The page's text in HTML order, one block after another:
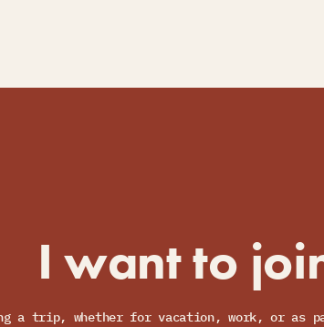
I want to
a trip, whether for vacation, work, or as